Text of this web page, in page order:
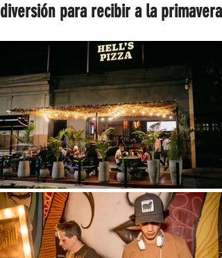
diversión para recibir a la primavera